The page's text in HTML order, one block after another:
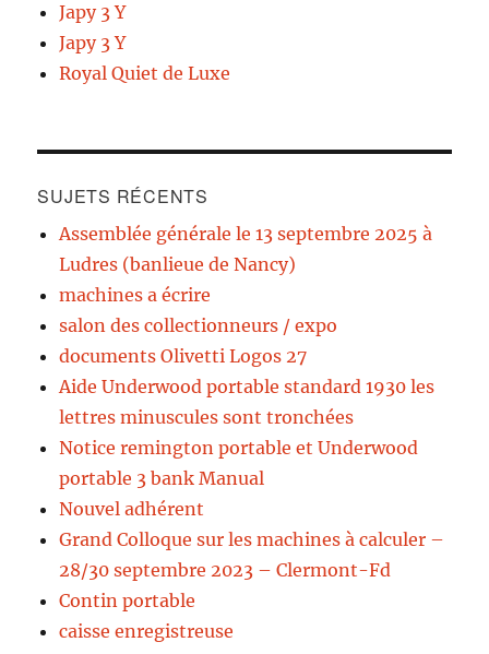
Japy 3 Y
Japy 3 Y
Royal Quiet de Luxe
SUJETS RÉCENTS
Assemblée générale le 13 septembre 2025 à
Ludres (banlieue de Nancy)
machines a écrire
salon des collectionneurs / expo
documents Olivetti Logos 27
Aide Underwood portable standard 1930 les
lettres minuscules sont tronchées
Notice remington portable et Underwood
portable 3 bank Manual
Nouvel adhérent
Grand Colloque sur les machines à calculer –
28/30 septembre 2023 – Clermont-Fd
Contin portable
caisse enregistreuse